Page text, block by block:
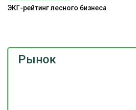
Рынок
ЭКГ-рейтинг лесного бизнеса